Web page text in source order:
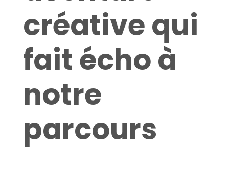
créative qui
fait écho à
notre
parcours